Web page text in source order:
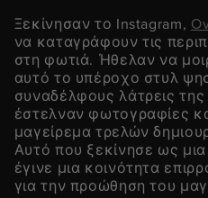
Ξεκίνησαν το Instagram,
να καταγράφουν τις
στη φωτιά. Ήθελαν να
αυτό το υπέροχο στυλ
συναδέλφους λάτρεις
έστελναν φωτογραφίες
μαγείρεμα τρελών
Αυτό που ξεκίνησε ως
έγινε μια κοινότητα
για την προώθηση του